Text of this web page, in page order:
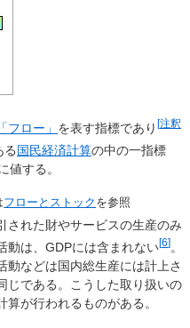
フロー 」 を表す指標であり [注釈
る国民経済計算の中の一指標
値する。
フローとストック を参照
された財やサービスの生産のみ
動は、GDPには含まれない[6] 。
動などは国内総生産には計上さ
じである。こうした取り扱いの
が行われるものがある。